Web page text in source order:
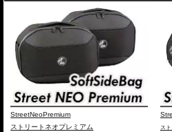
StreetNeoPremium
ストリートネオプレミアム
ス